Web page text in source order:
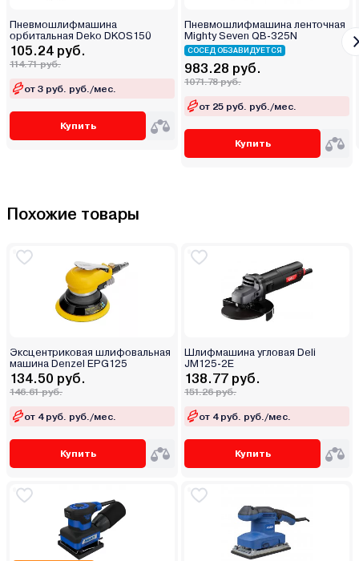
Пневмошлифмашина
орбитальная Deko DKOS150
105.24 руб.
114.71 руб.
от 3 руб. руб./мес.
Купить
Пневмошлифмашина ленточная
Mighty Seven QB-325N
СОСЕД ОБЗАВИДУЕТСЯ
983.28 руб.
1071.78 руб.
от 25 руб. руб./мес.
Купить
Похожие товары
Эксцентриковая шлифовальная
машина Denzel EPG125
134.50 руб.
146.61 руб.
от 4 руб. руб./мес.
Купить
Шлифмашина угловая Deli
JM125-2E
138.77 руб.
151.26 руб.
от 4 руб. руб./мес.
Купить